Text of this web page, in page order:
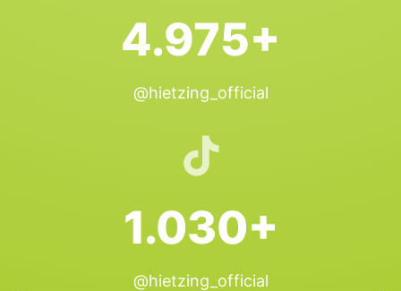
4.975+
@hietzing_official
1.030+
@hietzing_official